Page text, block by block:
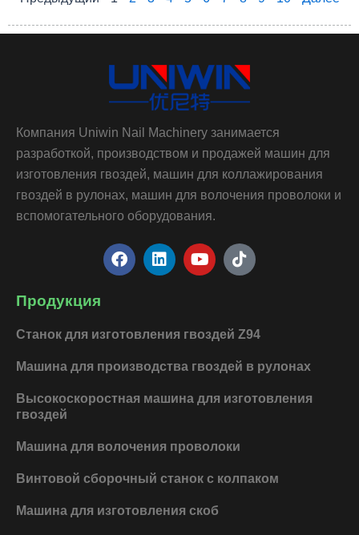
Компания Uniwin Nail Machinery занимается
разработкой, производством и продажей машин для
изготовления гвоздей, машин для коллажирования
гвоздей в рулонах, машин для волочения проволоки и
вспомогательного оборудования.
F
a
o
k
L
i
d
n
Y
o
b
T
i
k
Продукция
Станок для изготовления гвоздей Z94
Машина для производства гвоздей в рулонах
Высокоскоростная машина для изготовления
гвоздей
Машина для волочения проволоки
Винтовой сборочный станок с колпаком
Машина для изготовления скоб